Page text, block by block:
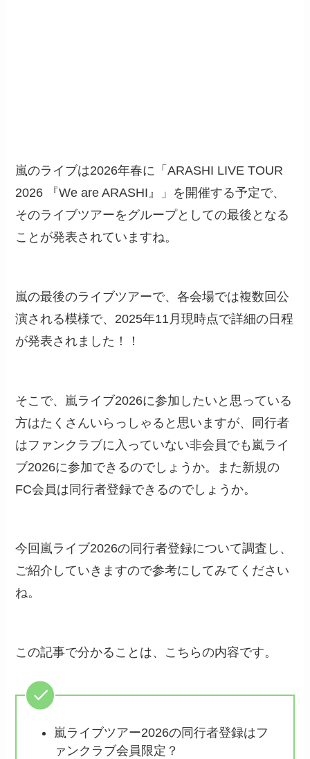
嵐のライブは2026年春に「ARASHI LIVE TOUR
2026 『We are ARASHI』」を開催する予定で、
そのライブツアーをグループとしての最後となる
ことが発表されていますね。
嵐の最後のライブツアーで、各会場では複数回公
演される模様で、2025年11月現時点で詳細の日程
が発表されました！！
そこで、嵐ライブ2026に参加したいと思っている
方はたくさんいらっしゃると思いますが、同行者
はファンクラブに入っていない非会員でも嵐ライ
ブ2026に参加できるのでしょうか。また新規の
FC会員は同行者登録できるのでしょうか。
今回嵐ライブ2026の同行者登録について調査し、
ご紹介していきますので参考にしてみてください
ね。
この記事で分かることは、こちらの内容です。
嵐ライブツアー2026の同行者登録はフ
ァンクラブ会員限定？